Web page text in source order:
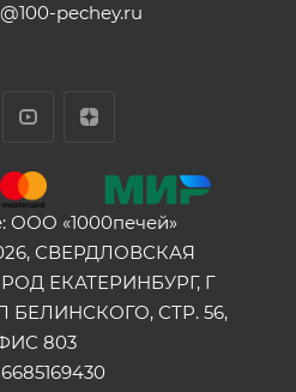
pechey.ru
ООО «1000печей»
СВЕРДЛОВСКАЯ
ЕКАТЕРИНБУРГ, Г
БЕЛИНСКОГО, СТР. 56,
803